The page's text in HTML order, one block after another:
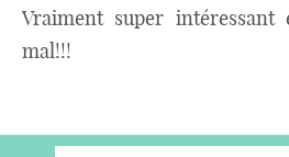
Vraiment super
mal!!!